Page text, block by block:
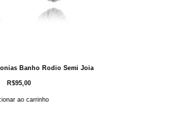
Banho Rodio Semi Joia
R$95,00
ao carrinho